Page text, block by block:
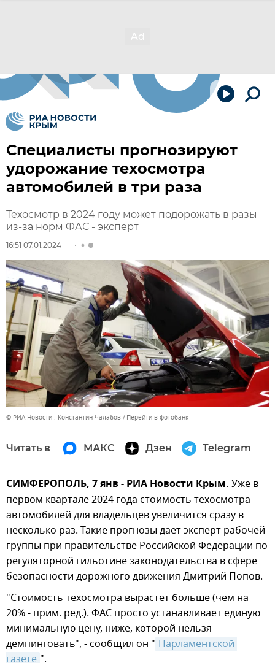
Специалисты прогнозируют
удорожание техосмотра
автомобилей в три раза
Техосмотр в 2024 году может подорожать в разы
из-за норм ФАС - эксперт
16:51 07.01.2024
© РИА Новости . Константин Чалабов Перейти в фотобанк
Читать в МАКС Дзен Telegram
СИМФЕРОПОЛЬ, 7 янв - РИА Новости Крым. Уже в
первом квартале 2024 года стоимость техосмотра
автомобилей для владельцев увеличится сразу в
несколько раз. Такие прогнозы дает эксперт рабочей
группы при правительстве Российской Федерации по
регуляторной гильотине законодательства в сфере
безопасности дорожного движения Дмитрий Попов.
"Стоимость техосмотра вырастет больше (чем на
20% - прим. ред.). ФАС просто устанавливает единую
минимальную цену, ниже, которой нельзя
демпинговать", - сообщил он " Парламентской
газете ".